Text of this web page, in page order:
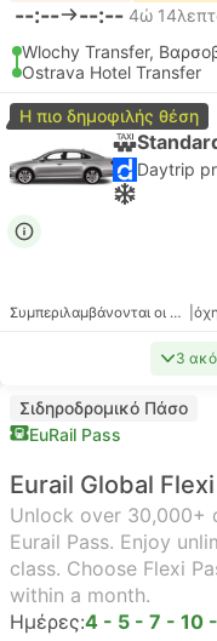
--:-- --:-- 4ώ
Wlochy Transfer,
Ostrava Hotel Transfer
Η πιο δημοφιλής θέση
Συμπεριλαμβάνονται οι φόροι
3
Σιδηροδρομικό Πάσο
EuRail Pass
Eurail Global
Unlock over 30,000+
Eurail Pass. Enjoy
class. Choose Flexi
within a month.
Ημέρες:4 - 5 - 7 - 10